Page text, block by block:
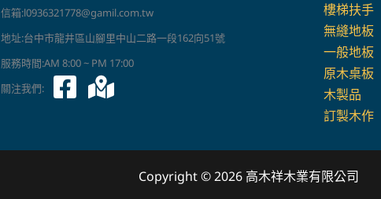
信箱:l0936321778@gamil.com.tw
地址:台中市龍井區山腳里中山二路一段162向51號
服務時間:AM 8:00 ~ PM 17:00
關注我們:
樓梯扶手
無縫地板
一般地板
原木桌板
木製品
訂製木作
Copyright © 2026 高木祥木業有限公司